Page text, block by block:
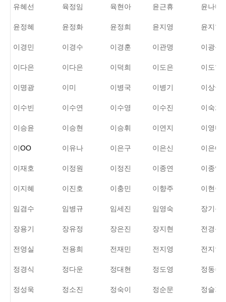
유혜선 육정임 육현아 윤근휴 윤나미
윤정혜 윤정화 윤정희 윤지영 윤지현
이경민 이경수 이경훈 이관명 이광문
이다은 이다은 이덕희 이도은 이도형
이명광 이미 이병국 이병기 이상국
이수빈 이수연 이수영 이수진 이숙희
이승윤 이승현 이승휘 이연지 이영미
이OO 이유나 이은구 이은신 이은애
이재호 이정원 이정진 이종연 이종영
이지혜 이진호 이충민 이향주 이현숙
임겸수 임병규 임세진 임영숙 장기문
장용기 장유정 장은진 장지현 전경옥
전영실 전용희 전재민 전지영 전지인
정경식 정다운 정대현 정도영 정동수
정성욱 정소진 정숙이 정순문 정슬기